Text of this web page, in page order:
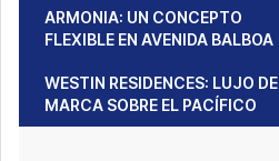
ARMONIA: UN CONCEPTO
FLEXIBLE EN AVENIDA BALBOA
WESTIN RESIDENCES: LUJO DE
MARCA SOBRE EL PACÍFICO